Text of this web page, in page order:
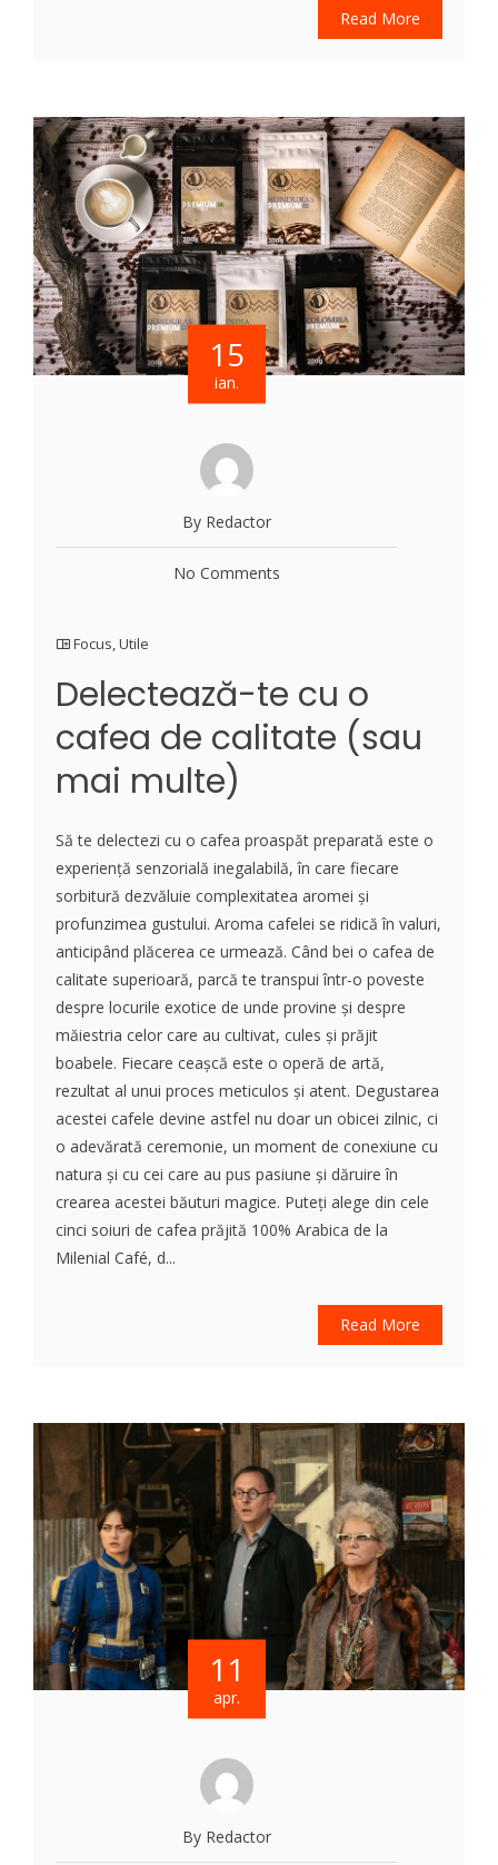
Read More
15
ian.
By Redactor
No Comments
Focus,Utile
Delectează-te cu o
cafea de calitate (sau
mai multe)
Să te delectezi cu o cafea proaspăt preparată este o
experiență senzorială inegalabilă, în care fiecare
sorbitură dezvăluie complexitatea aromei și
profunzimea gustului. Aroma cafelei se ridică în valuri,
anticipând plăcerea ce urmează. Când bei o cafea de
calitate superioară, parcă te transpui într-o poveste
despre locurile exotice de unde provine și despre
măiestria celor care au cultivat, cules și prăjit
boabele. Fiecare ceașcă este o operă de artă,
rezultat al unui proces meticulos și atent. Degustarea
acestei cafele devine astfel nu doar un obicei zilnic, ci
o adevărată ceremonie, un moment de conexiune cu
natura și cu cei care au pus pasiune și dăruire în
crearea acestei băuturi magice. Puteți alege din cele
cinci soiuri de cafea prăjită 100% Arabica de la
Milenial Café, d...
Read More
11
apr.
By Redactor